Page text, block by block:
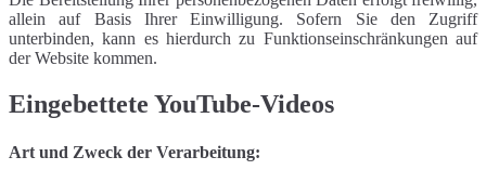
allein auf Basis Ihrer Einwilligung. Sofern Sie den Zugriff
unterbinden, kann es hierdurch zu Funktionseinschränkungen auf
der Website kommen.
Eingebettete YouTube-Videos
Art und Zweck der Verarbeitung: